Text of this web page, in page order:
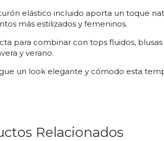
elástico incluido aporta un toque
más estilizados y femeninos.
para combinar con tops fluidos,
y verano.
un look elegante y cómodo esta
Relacionados